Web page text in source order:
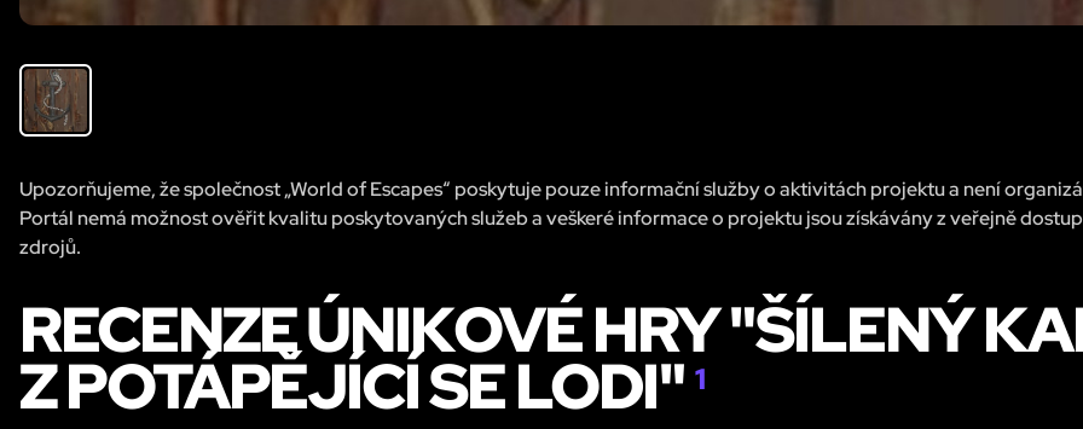
Upozorňujeme, že společnost „World of Escapes“ poskytuje pouze informační služby o aktivitách projektu a není
Portál nemá možnost ověřit kvalitu poskytovaných služeb a veškeré informace o projektu jsou získávány z veřejně
zdrojů.
RECENZE ÚNIKOVÉ HRY "ŠÍLENÝ
Z POTÁPĚJÍCÍ SE LODI"1